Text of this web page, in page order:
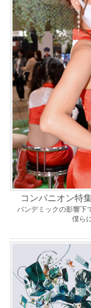
コンパニオン特
パンデミックの影響下
僕ら